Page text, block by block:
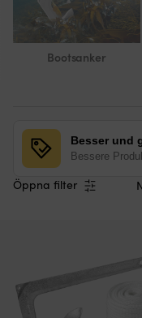
Bootsanker
Öppna filter
Besser und
Bessere